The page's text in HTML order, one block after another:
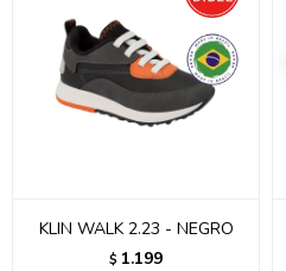
KLIN WALK 2.23 - NEGRO
$ 1.199